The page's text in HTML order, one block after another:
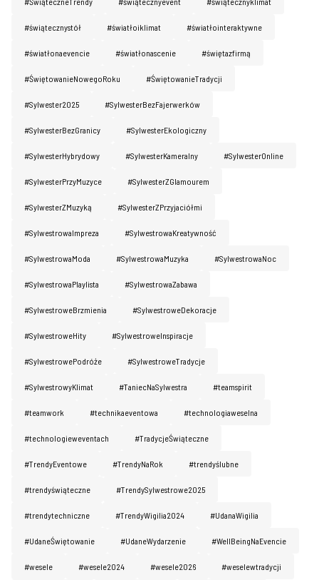
#świątecznystół #światłoiklimat #światłointeraktywne
#światłonaevencie #światłonascenie #świętazfirmą
#ŚwiętowanieNowegoRoku #ŚwiętowanieTradycji
#Sylwester2025 #SylwesterBezFajerwerków
#SylwesterBezGranicy #SylwesterEkologiczny
#SylwesterHybrydowy #SylwesterKameralny #SylwesterOnline
#SylwesterPrzyMuzyce #SylwesterZGlamourem
#SylwesterZMuzyką #SylwesterZPrzyjaciółmi
#SylwestrowaImpreza #SylwestrowaKreatywność
#SylwestrowaModa #SylwestrowaMuzyka #SylwestrowaNoc
#SylwestrowaPlaylista #SylwestrowaZabawa
#SylwestroweBrzmienia #SylwestroweDekoracje
#SylwestroweHity #SylwestroweInspiracje
#SylwestrowePodróże #SylwestroweTradycje
#SylwestrowyKlimat #TaniecNaSylwestra #teamspirit
#teamwork #technikaeventowa #technologiaweselna
#technologieweventach #TradycjeŚwiąteczne
#TrendyEventowe #TrendyNaRok #trendyślubne
#trendyświąteczne #TrendySylwestrowe2025
#trendytechniczne #TrendyWigilia2024 #UdanaWigilia
#UdaneŚwiętowanie #UdaneWydarzenie #WellBeingNaEvencie
#wesele #wesele2024 #wesele2026 #weselewtradycji